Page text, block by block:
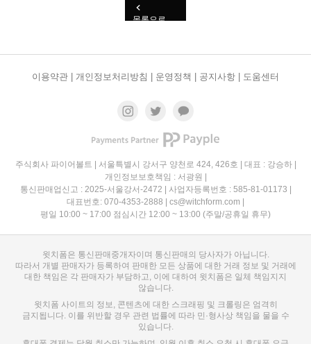
목록으로
이용약관 | 개인정보처리방침 | 운영정책 | 공지사항 | 도움센터
주식회사 파이어볼트 | 서울특별시 강서구 양천로 424, 426호 | 대표 : 강승하 |
개인정보보호책임 : 서광원 |
통신판매업신고 : 2025-서울강서-2472 | 사업자등록번호 : 585-81-01173 |
대표번호: 070-4353-2888 | cs@witchform.com |
평일 10:00 ~ 17:00 점심시간 12:00 ~ 13:00 (주말/공휴일 휴무)
윗치폼은 통신판매중개자이며 통신판매의 당사자가 아닙니다.
따라서 개별 판매자가 등록하여 판매한 모든 상품에 대한 거래 정보 및 거래에
대한 책임은 각 판매자가 부담하고, 이에 대하여 윗치폼은 일체 책임지지
않습니다.
윗치폼 사이트의 정보, 콘텐츠에 대한 스크래핑 및 크롤링은 엄격히
금지됩니다. 이를 위반할 경우 관련 법률에 따라 민·형사상 책임을 물을 수
있습니다.